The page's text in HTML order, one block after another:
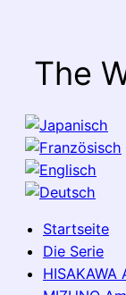
The
Startseite
Die Serie
HISAKAWA